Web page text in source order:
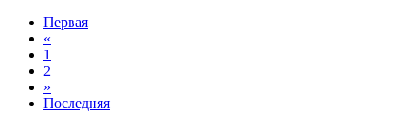
Первая
«
1
2
»
Последняя